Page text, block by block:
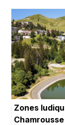
Zones
Chamrousse